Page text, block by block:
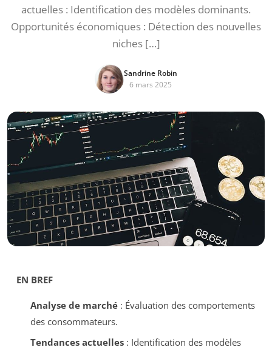
actuelles : Identification des modèles dominants.
Opportunités économiques : Détection des nouvelles
niches […]
Sandrine Robin
6 mars 2025
EN BREF
Analyse de marché: Évaluation des comportements
des consommateurs.
Tendances actuelles: Identification des modèles